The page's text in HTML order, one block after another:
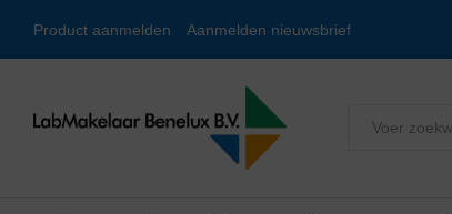
Product aanmelden Aanmelden nieuwsbrief
Alles